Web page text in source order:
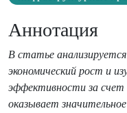
Аннотация
В статье
экономический рост и
эффективности за
оказывает